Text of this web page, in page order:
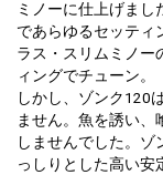
ミノーに仕上げま
であらゆるセッティ
ラス・スリムミノー
ィングでチューン。
しかし、ゾンク120
ません。魚を誘い
しませんでした。
っしりとした高い安